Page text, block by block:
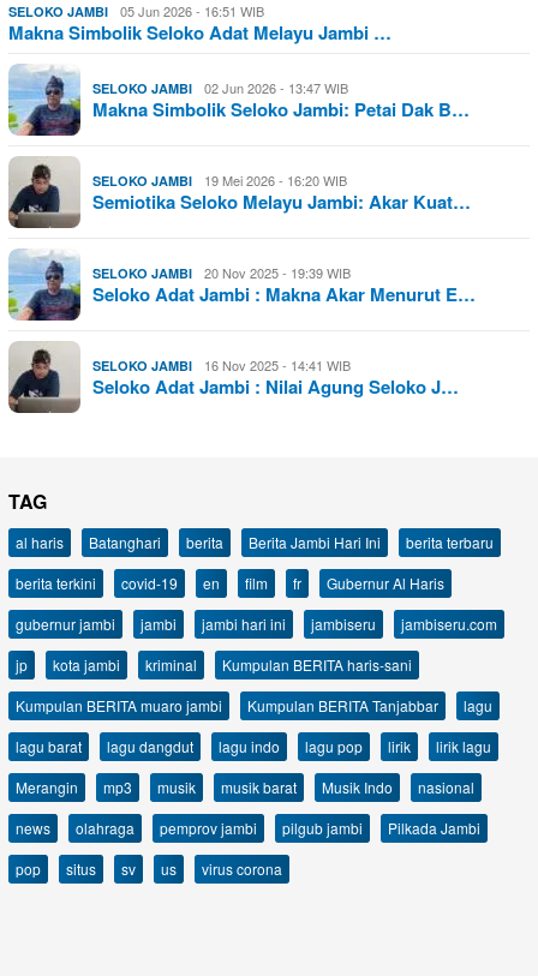
SELOKO JAMBI 05 Jun 2026 - 16:51 WIB
Makna Simbolik Seloko Adat Melayu Jambi …
SELOKO JAMBI 02 Jun 2026 - 13:47 WIB
Makna Simbolik Seloko Jambi: Petai Dak B…
SELOKO JAMBI 19 Mei 2026 - 16:20 WIB
Semiotika Seloko Melayu Jambi: Akar Kuat…
SELOKO JAMBI 20 Nov 2025 - 19:39 WIB
Seloko Adat Jambi : Makna Akar Menurut E…
SELOKO JAMBI 16 Nov 2025 - 14:41 WIB
Seloko Adat Jambi : Nilai Agung Seloko J…
TAG
al haris Batanghari berita Berita Jambi Hari Ini
berita terbaru
berita terkini
covid-19 en film fr
Gubernur Al Haris
gubernur jambi
jambi jambi hari ini jambiseru
jambiseru.com
jp
kota jambi kriminal
Kumpulan BERITA haris-sani
Kumpulan BERITA muaro jambi
Kumpulan BERITA Tanjabbar
lagu
lagu barat
lagu dangdut lagu indo lagu pop lirik
lirik lagu
Merangin
mp3 musik musik barat Musik Indo
nasional
news
olahraga pemprov jambi pilgub jambi
Pilkada Jambi
pop
situs sv us virus corona